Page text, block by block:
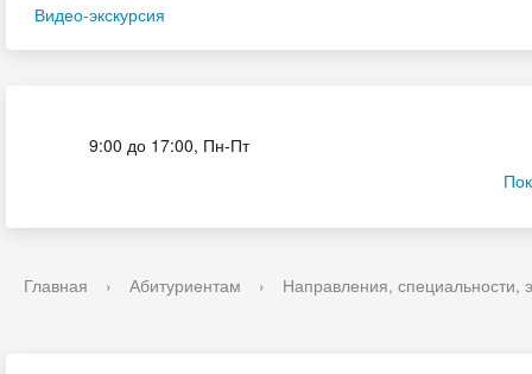
Видео-экскурсия
9:00 до 17:00, Пн-Пт
Главная › Абитуриентам › Направления, специальности,